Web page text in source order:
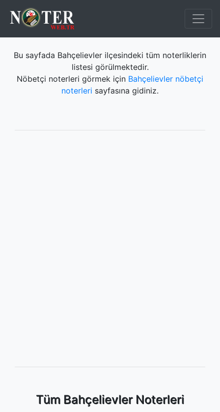
Bu sayfada Bahçelievler ilçesindeki tüm noterliklerin
listesi görülmektedir.
Nöbetçi noterleri görmek için Bahçelievler nöbetçi
noterleri sayfasına gidiniz.
Tüm Bahçelievler Noterleri